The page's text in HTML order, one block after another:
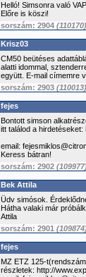
Helló! Simsonra való
Előre is köszi!
sorszám: 2904 (110170)
Krisz03
CM50 beütéses
alatti idommal,
együtt. E-mail címemre
sorszám: 2903 (110013)
fejes
Bontott simson
itt találod a
email:
Keress bátran!
sorszám: 2902
Bek Attila
Üdv simósok.
Hátha valaki már
Attila
sorszám: 2901
fejes
MZ ETZ 125-
részletek: http://